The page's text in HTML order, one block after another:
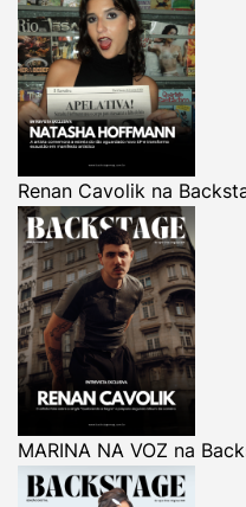
Renan Cavolik na
MARINA NA VOZ na